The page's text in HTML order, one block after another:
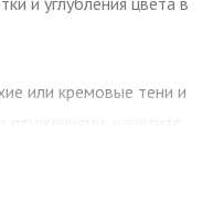
или кремовые тени и
нанесите
стороной и
нижнему веку.